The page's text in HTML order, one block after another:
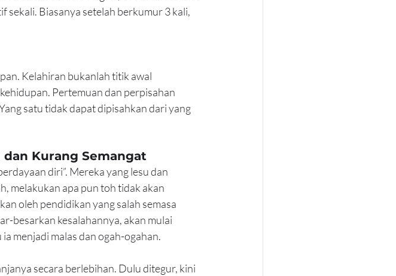
sekali. Biasanya setelah berkumur 3 kali,
Kelahiran bukanlah titik awal
Pertemuan dan perpisahan
satu tidak dapat dipisahkan dari yang
Kurang Semangat
diri”. Mereka yang lesu dan
melakukan apa pun toh tidak akan
oleh pendidikan yang salah semasa
besarkan kesalahannya, akan mulai
ia menjadi malas dan ogah-ogahan.
secara berlebihan. Dulu ditegur, kini